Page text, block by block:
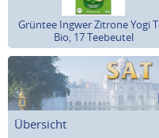
Grüntee Ingwer Zitrone Yogi
Bio, 17 Teebeutel
Übersicht